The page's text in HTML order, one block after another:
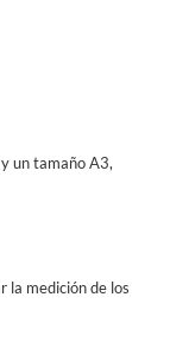
un tamaño A3,
la medición de los